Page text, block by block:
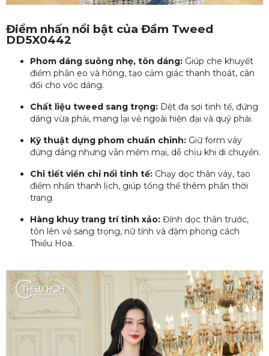
Điểm nhấn nổi bật của Đầm Tweed
DD5X0442
Phom dáng suông nhẹ, tôn dáng: Giúp che khuyết
điểm phần eo và hông, tạo cảm giác thanh thoát, cân
đối cho vóc dáng.
Chất liệu tweed sang trọng: Dệt đa sợi tinh tế, đứng
dáng vừa phải, mang lại vẻ ngoài hiện đại và quý phái.
Kỹ thuật dựng phom chuẩn chỉnh: Giữ form váy
đứng dáng nhưng vẫn mềm mại, dễ chịu khi di chuyển.
Chi tiết viền chỉ nổi tinh tế: Chạy dọc thân váy, tạo
điểm nhấn thanh lịch, giúp tổng thể thêm phần thời
trang.
Hàng khuy trang trí tinh xảo: Đính dọc thân trước,
tôn lên vẻ sang trọng, nữ tính và đậm phong cách
Thiều Hoa.